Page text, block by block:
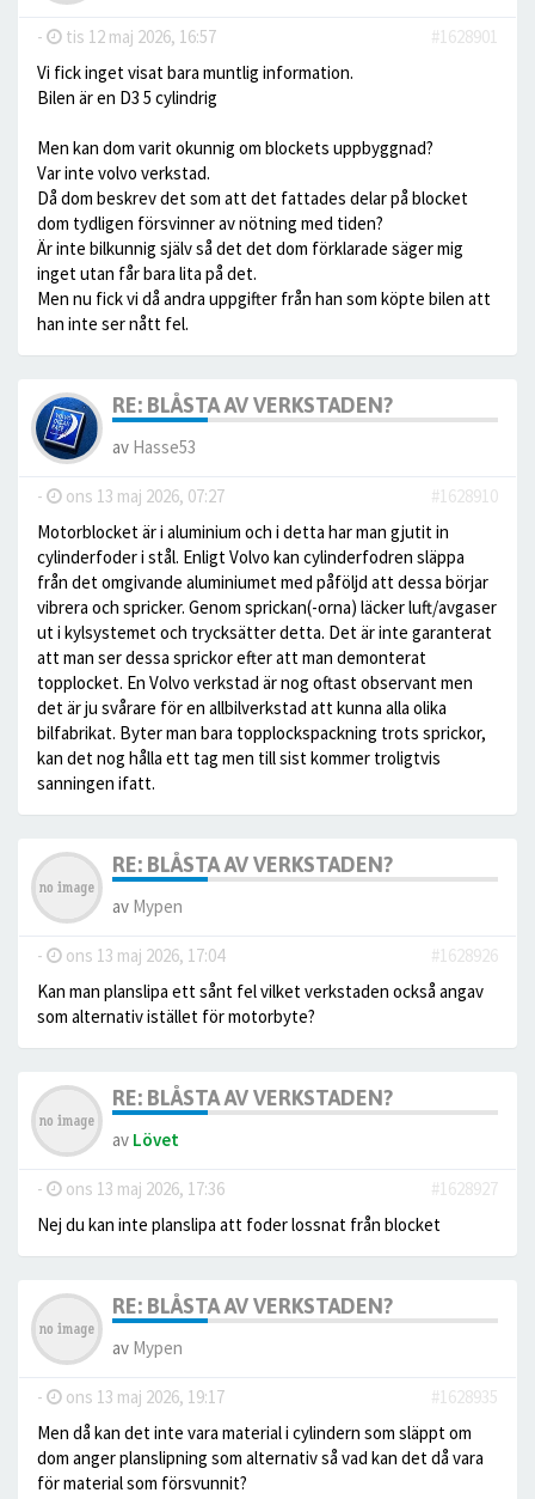
- tis 12 maj 2026, 16:57
#1628901
Vi fick inget visat bara muntlig information.
Bilen är en D3 5 cylindrig
Men kan dom varit okunnig om blockets uppbyggnad?
Var inte volvo verkstad.
Då dom beskrev det som att det fattades delar på blocket
dom tydligen försvinner av nötning med tiden?
Är inte bilkunnig själv så det det dom förklarade säger mig
inget utan får bara lita på det.
Men nu fick vi då andra uppgifter från han som köpte bilen att
han inte ser nått fel.
RE: BLÅSTA AV VERKSTADEN?
av Hasse53
- ons 13 maj 2026, 07:27
#1628910
Motorblocket är i aluminium och i detta har man gjutit in
cylinderfoder i stål. Enligt Volvo kan cylinderfodren släppa
från det omgivande aluminiumet med påföljd att dessa börjar
vibrera och spricker. Genom sprickan(-orna) läcker luft/avgaser
ut i kylsystemet och trycksätter detta. Det är inte garanterat
att man ser dessa sprickor efter att man demonterat
topplocket. En Volvo verkstad är nog oftast observant men
det är ju svårare för en allbilverkstad att kunna alla olika
bilfabrikat. Byter man bara topplockspackning trots sprickor,
kan det nog hålla ett tag men till sist kommer troligtvis
sanningen ifatt.
RE: BLÅSTA AV VERKSTADEN?
av Mypen
- ons 13 maj 2026, 17:04
#1628926
Kan man planslipa ett sånt fel vilket verkstaden också angav
som alternativ istället för motorbyte?
RE: BLÅSTA AV VERKSTADEN?
av Lövet
- ons 13 maj 2026, 17:36
#1628927
Nej du kan inte planslipa att foder lossnat från blocket
RE: BLÅSTA AV VERKSTADEN?
av Mypen
- ons 13 maj 2026, 19:17
#1628935
Men då kan det inte vara material i cylindern som släppt om
dom anger planslipning som alternativ så vad kan det då vara
för material som försvunnit?